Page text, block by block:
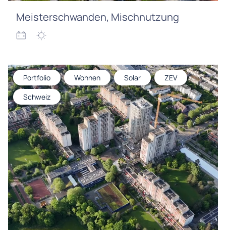
Meisterschwanden, Mischnutzung
Portfolio Wohnen Solar
ZEV
Schweiz